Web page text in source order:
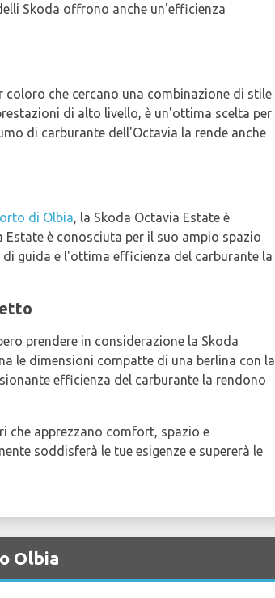
Skoda offrono anche un'efficienza
coloro che cercano una combinazione di stile
di alto livello, è un'ottima scelta per
di carburante dell'Octavia la rende anche
di Olbia, la Skoda Octavia Estate è
Estate è conosciuta per il suo ampio spazio
guida e l'ottima efficienza del carburante la
prendere in considerazione la Skoda
le dimensioni compatte di una berlina con la
efficienza del carburante la rendono
che apprezzano comfort, spazio e
soddisferà le tue esigenze e supererà le
Olbia